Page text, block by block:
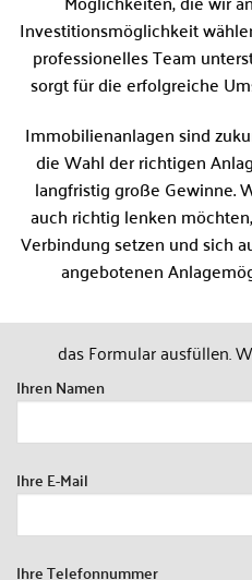
Investitionsmöglichkeit
professionelles Team
sorgt für die erfolgreiche
Immobilienanlagen sind
die Wahl der richtigen
langfristig große Gewinne.
auch richtig lenken
Verbindung setzen und sich
angebotenen
das Formular ausfüllen.
Ihren Namen
Ihre E-Mail
Ihre Telefonnummer